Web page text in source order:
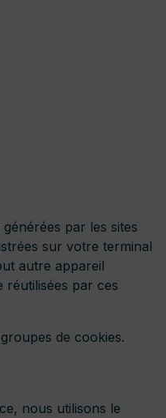
par les sites
sur votre terminal
autre appareil
réutilisées par ces
de cookies.
nous utilisons le